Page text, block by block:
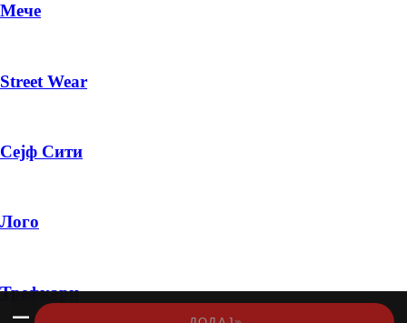
—
Мече
Street Wear
Сејф Сити
Лого
Трефкари